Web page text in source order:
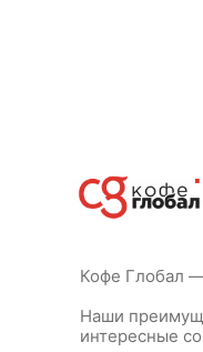
Кофе Глобал
Наши
интересные